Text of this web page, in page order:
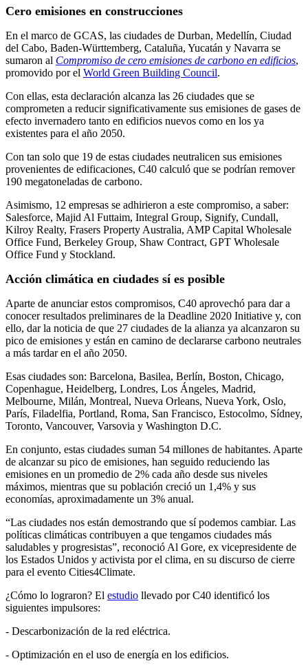
Cero emisiones en construcciones
En el marco de GCAS, las ciudades de Durban, Medellín, Ciudad
del Cabo, Baden-Württemberg, Cataluña, Yucatán y Navarra se
sumaron al Compromiso de cero emisiones de carbono en edificios,
promovido por el World Green Building Council.
Con ellas, esta declaración alcanza las 26 ciudades que se
comprometen a reducir significativamente sus emisiones de gases de
efecto invernadero tanto en edificios nuevos como en los ya
existentes para el año 2050.
Con tan solo que 19 de estas ciudades neutralicen sus emisiones
provenientes de edificaciones, C40 calculó que se podrían remover
190 megatoneladas de carbono.
Asimismo, 12 empresas se adhirieron a este compromiso, a saber:
Salesforce, Majid Al Futtaim, Integral Group, Signify, Cundall,
Kilroy Realty, Frasers Property Australia, AMP Capital Wholesale
Office Fund, Berkeley Group, Shaw Contract, GPT Wholesale
Office Fund y Stockland.
Acción climática en ciudades sí es posible
Aparte de anunciar estos compromisos, C40 aprovechó para dar a
conocer resultados preliminares de la Deadline 2020 Initiative y, con
ello, dar la noticia de que 27 ciudades de la alianza ya alcanzaron su
pico de emisiones y están en camino de declararse carbono neutrales
a más tardar en el año 2050.
Esas ciudades son: Barcelona, Basilea, Berlín, Boston, Chicago,
Copenhague, Heidelberg, Londres, Los Ángeles, Madrid,
Melbourne, Milán, Montreal, Nueva Orleans, Nueva York, Oslo,
París, Filadelfia, Portland, Roma, San Francisco, Estocolmo, Sídney,
Toronto, Vancouver, Varsovia y Washington D.C.
En conjunto, estas ciudades suman 54 millones de habitantes. Aparte
de alcanzar su pico de emisiones, han seguido reduciendo las
emisiones en un promedio de 2% cada año desde sus niveles
máximos, mientras que su población creció un 1,4% y sus
economías, aproximadamente un 3% anual.
“Las ciudades nos están demostrando que sí podemos cambiar. Las
políticas climáticas contribuyen a que tengamos ciudades más
saludables y progresistas”, reconoció Al Gore, ex vicepresidente de
los Estados Unidos y activista por el clima, en su discurso de cierre
para el evento Cities4Climate.
¿Cómo lo lograron? El estudio llevado por C40 identificó los
siguientes impulsores:
- Descarbonización de la red eléctrica.
- Optimización en el uso de energía en los edificios.